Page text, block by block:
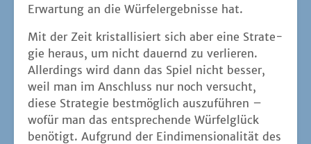
Erwar­tung an die Wür­fel­er­geb­nis­se hat.
Mit der Zeit kris­tal­li­siert sich aber eine Stra­te­
gie her­aus, um nicht dau­ernd zu ver­lie­ren.
Aller­dings wird dann das Spiel nicht bes­ser,
weil man im Anschluss nur noch ver­sucht,
die­se Stra­te­gie best­mög­lich aus­zu­füh­ren –
wofür man das ent­spre­chen­de Wür­fel­glück
benö­tigt. Auf­grund der Ein­di­men­sio­na­li­tät des